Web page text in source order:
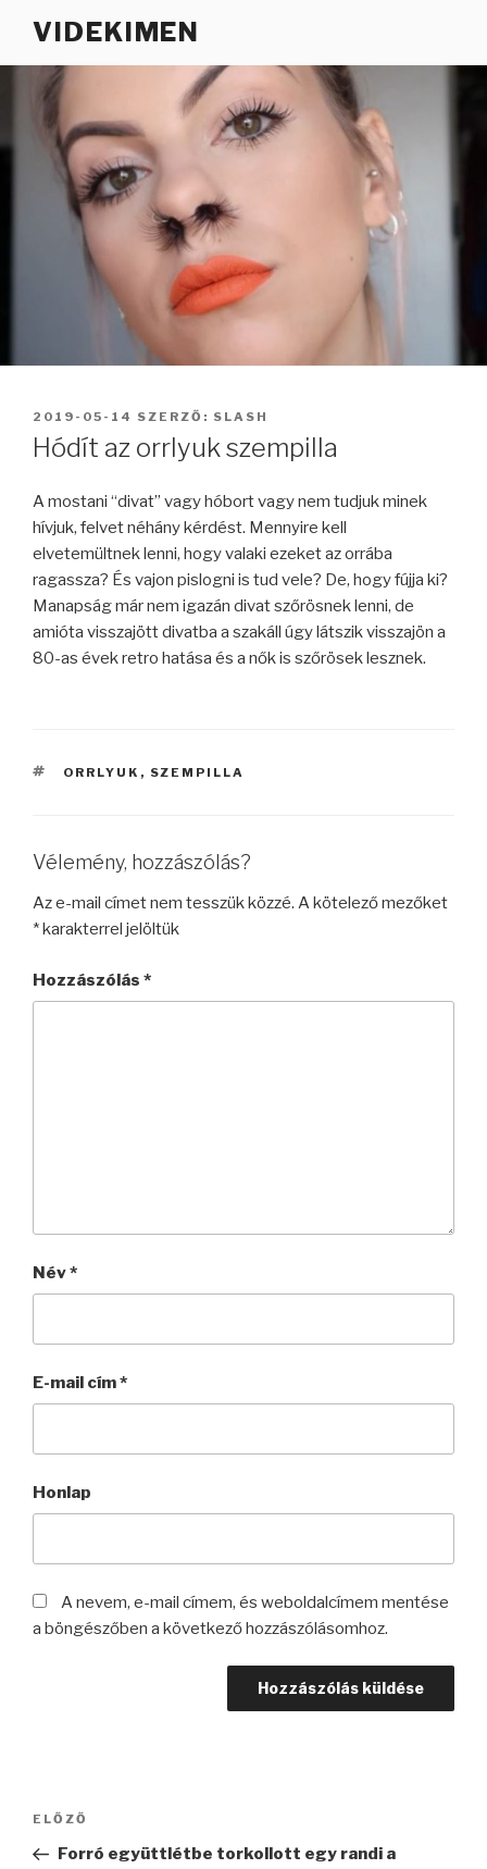
VIDEKIMEN
BEKÜLDVE:
2019-05-14 SZERZŐ: SLASH
Hódít az orrlyuk szempilla
A mostani “divat” vagy hóbort vagy nem tudjuk minek
hívjuk, felvet néhány kérdést. Mennyire kell
elvetemültnek lenni, hogy valaki ezeket az orrába
ragassza? És vajon pislogni is tud vele? De, hogy fújja ki?
Manapság már nem igazán divat szőrösnek lenni, de
amióta visszajött divatba a szakáll úgy látszik visszajön a
80-as évek retro hatása és a nők is szőrösek lesznek.
CÍMKÉK
ORRLYUK , SZEMPILLA
Vélemény, hozzászólás?
Az e-mail címet nem tesszük közzé. A kötelező mezőket
*karakterrel jelöltük
Hozzászólás *
Név*
E-mail cím*
Honlap
A nevem, e-mail címem, és weboldalcímem mentése
a böngészőben a következő hozzászólásomhoz.
Bejegyzés
Korábbi
bejegyzés
ELŐZŐ
Forró együttlétbe torkollott egy randi a